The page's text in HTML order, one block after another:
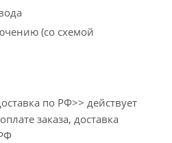
(со схемой
по РФ>> действует
заказа, доставка